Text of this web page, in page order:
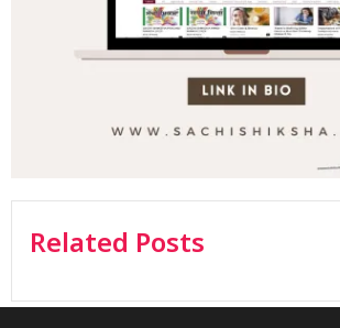
Related Posts